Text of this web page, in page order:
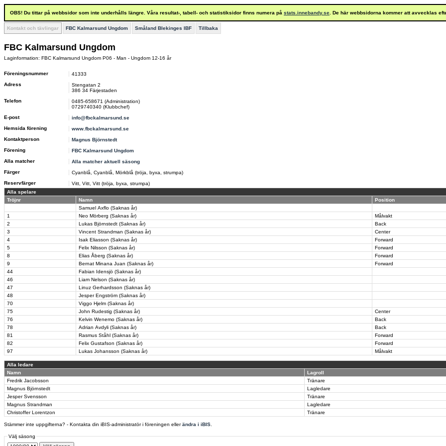
OBS! Du tittar på webbsidor som inte underhålls längre. Våra resultat-, tabell- och statistiksidor finns numera på stats.innebandy.se . De här webbsidorna kommer att avvecklas
Kontakt och tävlingar FBC Kalmarsund Ungdom Småland Blekinges IBF Tillbaka
FBC Kalmarsund Ungdom
Laginformation: FBC Kalmarsund Ungdom P06 - Man - Ungdom 12-16 år
Föreningsnummer
41333
Adress
Stengatan 2
386 34 Färjestaden
Telefon
0485-658671 (Administration)
0729740340 (Klubbchef)
E-post
info@fbckalmarsund.se
Hemsida förening
www.fbckalmarsund.se
Kontaktperson
Magnus Björnstedt
Förening
FBC Kalmarsund Ungdom
Alla matcher
Alla matcher aktuell säsong
Färger
Cyanblå, Cyanblå, Mörkblå (tröja, byxa, strumpa)
Reservfärger
Vitt, Vitt, Vitt (tröja, byxa, strumpa)
Alla spelare
Tröjnr
Namn
Position
Samuel Axflo (Saknas år)
1
Neo Mörberg (Saknas år)
Målvakt
2
Lukas Björnstedt (Saknas år)
Back
3
Vincent Strandman (Saknas år)
Center
4
Isak Eliasson (Saknas år)
Forward
5
Felix Nilsson (Saknas år)
Forward
8
Elias Åberg (Saknas år)
Forward
9
Bernat Minana Juan (Saknas år)
Forward
44
Fabian Idensjö (Saknas år)
46
Liam Nelson (Saknas år)
47
Linuz Gerhardsson (Saknas år)
48
Jesper Engström (Saknas år)
70
Viggo Hjelm (Saknas år)
75
John Rudestig (Saknas år)
Center
76
Kelvin Wenemo (Saknas år)
Back
78
Adrian Avdyli (Saknas år)
Back
81
Rasmus Ståhl (Saknas år)
Forward
82
Felix Gustafson (Saknas år)
Forward
97
Lukas Johansson (Saknas år) Målvakt
Alla ledare
Namn
Lagroll
Fredrik Jacobsson
Tränare
Magnus Björnstedt
Lagledare
Jesper Svensson
Tränare
Magnus Strandman
Lagledare
Christoffer Lorentzon
Tränare
Stämmer inte uppgifterna? - Kontakta din iBIS-administratör i föreningen ellerändra i iBIS
Välj säsong